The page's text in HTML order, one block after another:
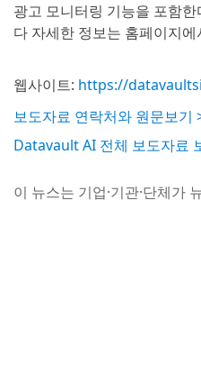
광고 모니터링 기능을 포함
다 자세한 정보는 홈페이지
웹사이트: https://
보도자료 연락처와 원문보기
Datavault AI 전체 보도자료
이 뉴스는 기업·기관·단체가